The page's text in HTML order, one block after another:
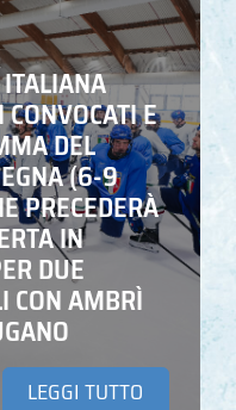
E
DEL
(6-9
PRECEDERÀ
IN
DUE
CON AMBRÌ
LEGGI TUTTO